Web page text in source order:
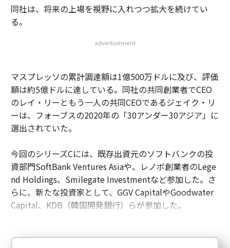
同社は、将来の上場を視野に入れつつ拡大を続けてい
る。
advertisement
マスプレッソの累計調達額は1億500万ドルに及び、評価
額は約5億ドルに達している。同社の共同創業者でCEO
のレイ・リーともう一人の共同CEOであるジェイク・リ
ーは、フォーブスの2020年の「30アンダー30アジア」に
選出されていた。
今回のシリーズCには、既存出資元のソフトバンクの投
資部門SoftBank Ventures Asiaや、レノボ創業者のLege
nd Holdings、Smilegate Investmentなど参加した。さ
らに、新たな投資家として、GGV CapitalやGoodwater
Capital、KDB（韓国開発銀行）らが参加した。